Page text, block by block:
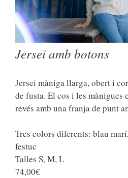
Jersei amb botons
Jersei màniga llarga, obert i
de fusta. El cos i les mànigues
revés amb una franja de punt
Tres colors diferents: blau
festuc
Talles S, M, L
74,00€